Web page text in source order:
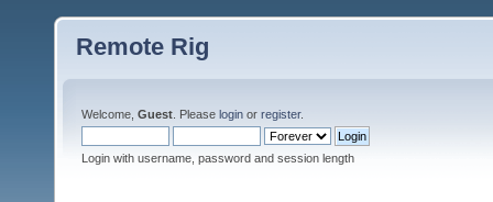
Remote Rig
Welcome, Guest . Please login or register.
Login with username, password and session length